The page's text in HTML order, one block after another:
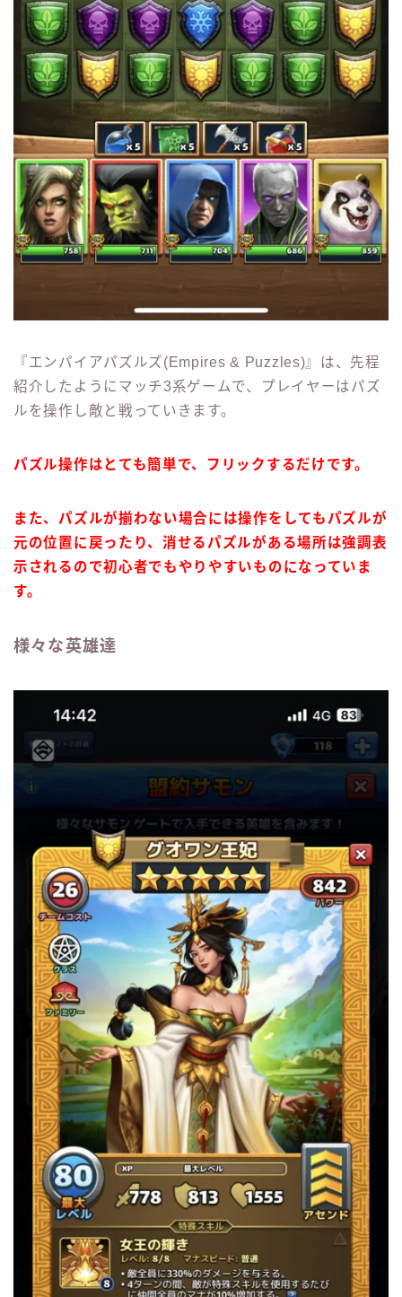
『エンパイアパズルズ(Empires & Puzzles)』は、先程
紹介したようにマッチ3系ゲームで、プレイヤーはパズ
ルを操作し敵と戦っていきます。
パズル操作はとても簡単で、フリックするだけです。
また、パズルが揃わない場合には操作をしてもパズルが
元の位置に戻ったり、消せるパズルがある場所は強調表
示されるので初心者でもやりやすいものになっていま
す。
様々な英雄達